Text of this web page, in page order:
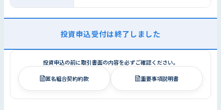
投資申込受付は終了しました
投資申込の前に取引書面の内容を必ずご確認ください。
匿名組合契約約款 重要事項説明書